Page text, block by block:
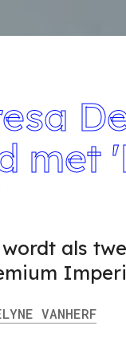
met
als
VANHERF